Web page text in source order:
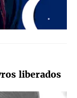
liberados